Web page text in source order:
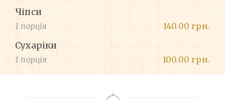
Чіпси
1 порція 140.00 грн.
Сухаріки
1 порція 100.00 грн.